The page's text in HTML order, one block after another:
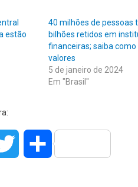
estão
40 milhões de pessoas
bilhões retidos em
financeiras; saiba
valores
5 de janeiro de 2024
Em "Brasil"
Twitter Share